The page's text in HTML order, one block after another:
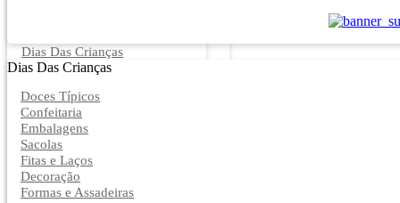
Dias Das Crianças
Dias Das Crianças
Doces Típicos
Confeitaria
Embalagens
Sacolas
Fitas e Laços
Decoração
Formas e Assadeiras